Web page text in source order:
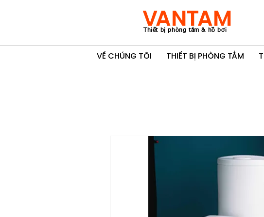
VANTAM
Thiết bị phòng tắm & hồ bơi
VỀ CHÚNG TÔI THIẾT BỊ PHÒNG TẮM